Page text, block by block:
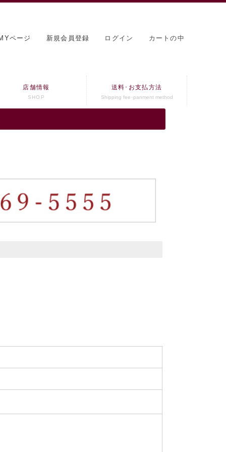
ページ 新規会員登録 ログイン カートの中
店舗情報
SHOP
送料･お支払方法
Shipping fee･panment method